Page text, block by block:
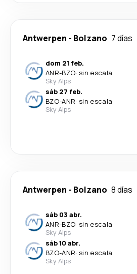
Antwerpen - Bolzano 7 días
dom 21 feb.
ANR-BZO· sin escala
Sky Alps
sáb 27 feb.
BZO-ANR· sin escala
Sky Alps
Antwerpen - Bolzano 8 días
sáb 03 abr.
ANR-BZO· sin escala
Sky Alps
sáb 10 abr.
BZO-ANR· sin escala
Sky Alps